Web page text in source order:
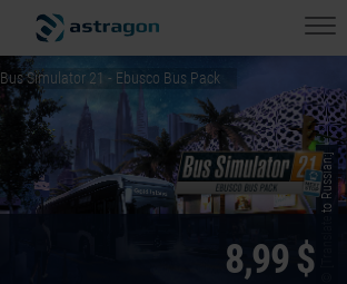
Bus Simulator 21 - Ebusco Bus Pack
© [Translate to Russian:]
8,99 $